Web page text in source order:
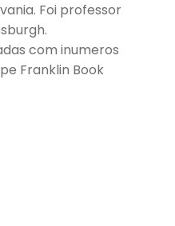
Foi professor
com inumeros
Franklin Book